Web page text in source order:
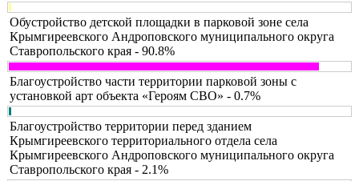
Обустройство детской площадки в парковой зоне села
Крымгиреевского Андроповского муниципального округа
Ставропольского края - 90.8%
Благоустройство части территории парковой зоны с
установкой арт объекта «Героям СВО» - 0.7%
Благоустройство территории перед зданием
Крымгиреевского территориального отдела села
Крымгиреевского Андроповского муниципального округа
Ставропольского края - 2.1%